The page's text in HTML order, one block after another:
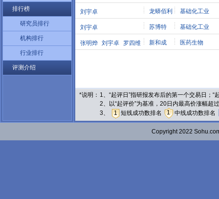
排行榜
研究员排行
机构排行
行业排行
评测介绍
刘宇卓 龙蟒佰利 基础化工业
刘宇卓 苏博特 基础化工业
张明烨 刘宇卓 罗四维 新和成 医药生物
*说明： 1、“起评日”指研报发布后的第一个交易日；
2、以“起评价”为基准，20日内最高价涨幅
3、
1 短线成功数排名 1 中线成功数排名
Copyright 2022